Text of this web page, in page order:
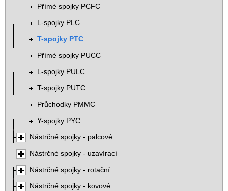
Přímé spojky PCFC
L-spojky PLC
T-spojky PTC
Přímé spojky PUCC
L-spojky PULC
T-spojky PUTC
Průchodky PMMC
Y-spojky PYC
Nástrčné spojky - palcové
Nástrčné spojky - uzavírací
Nástrčné spojky - rotační
Nástrčné spojky - kovové